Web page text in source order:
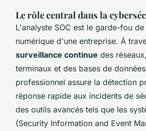
Le rôle central dans la
L'analyste SOC est le garde-fou
numérique d'une entreprise. À
surveillance continue des
terminaux et des bases de
professionnel assure la détection
réponse rapide aux incidents de
des outils avancés tels que les
(Security Information and Event